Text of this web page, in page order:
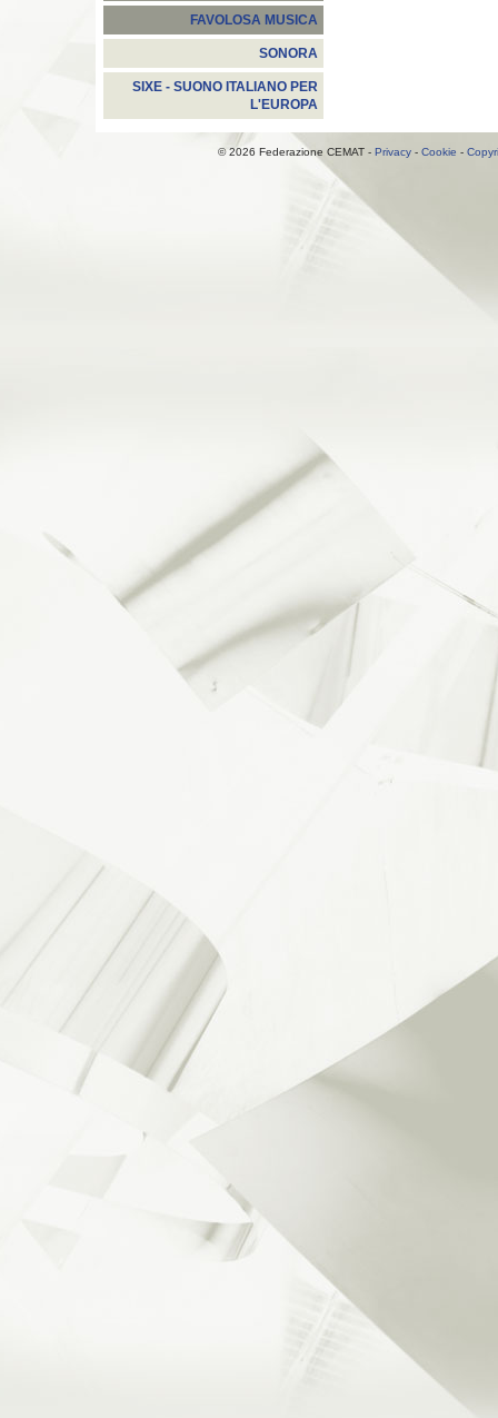
FAVOLOSA MUSICA
SONORA
SIXE - SUONO ITALIANO PER
L'EUROPA
© 2026 Federazione CEMAT - Privacy- Cookie -